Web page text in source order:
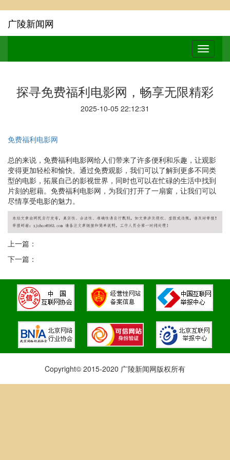
广陵新闻网
探寻免费福利电影网，畅享无限精彩
2025-10-05 22:12:31
免费福利电影网
总的来说，免费福利电影网给人们带来了许多便利和乐趣，让观影
变得更加轻松和愉快。通过免费观影，我们可以了解到更多不同类
型的电影，拓展自己的影视世界，同时也可以在忙碌的生活中找到
片刻的慰藉。免费福利电影网，为我们打开了一扇窗，让我们可以
尽情享受电影的魅力。
上一篇：
下一篇：
Copyright© 2015-2020 广陵新闻网版权所有